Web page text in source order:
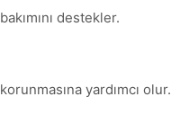
destekler.
yardımcı olur.